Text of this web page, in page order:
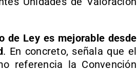
de Ley es mejorable desde
. En concreto, señala que el
referencia la Convención